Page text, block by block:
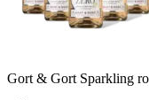
Gort & Gort Sparkling